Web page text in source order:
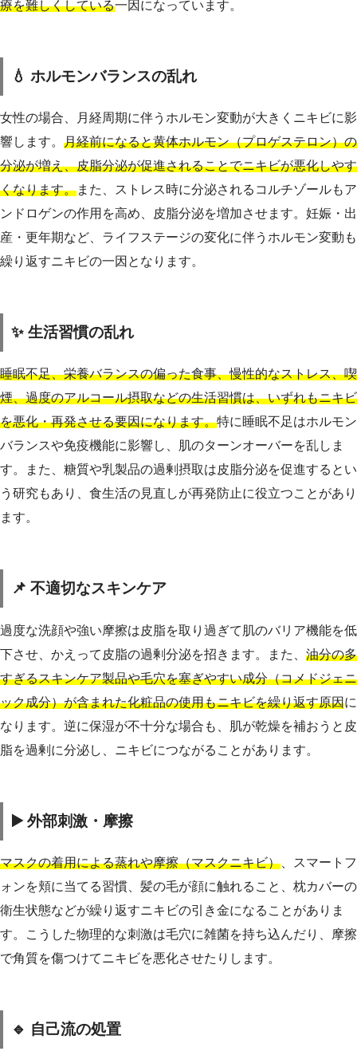
療を難しくしている一因になっています。
💧 ホルモンバランスの乱れ
女性の場合、月経周期に伴うホルモン変動が大きくニキビに影
響します。 月経前になると黄体ホルモン（プロゲステロン）の
分泌が増え、皮脂分泌が促進されることでニキビが悪化しやす
くなります。また、ストレス時に分泌されるコルチゾールもア
ンドロゲンの作用を高め、皮脂分泌を増加させます。妊娠・出
産・更年期など、ライフステージの変化に伴うホルモン変動も
繰り返すニキビの一因となります。
✨ 生活習慣の乱れ
睡眠不足、栄養バランスの偏った食事、慢性的なストレス、喫
煙、過度のアルコール摂取などの生活習慣は、いずれもニキビ
を悪化・再発させる要因になります。特に睡眠不足はホルモン
バランスや免疫機能に影響し、肌のターンオーバーを乱しま
す。また、糖質や乳製品の過剰摂取は皮脂分泌を促進するとい
う研究もあり、食生活の見直しが再発防止に役立つことがあり
ます。
📌 不適切なスキンケア
過度な洗顔や強い摩擦は皮脂を取り過ぎて肌のバリア機能を低
下させ、かえって皮脂の過剰分泌を招きます。また、 油分の多
すぎるスキンケア製品や毛穴を塞ぎやすい成分（コメドジェニ
ック成分）が含まれた化粧品の使用もニキビを繰り返す原因に
なります。逆に保湿が不十分な場合も、肌が乾燥を補おうと皮
脂を過剰に分泌し、ニキビにつながることがあります。
▶️ 外部刺激・摩擦
マスクの着用による蒸れや摩擦（マスクニキビ） 、スマートフ
ォンを頬に当てる習慣、髪の毛が顔に触れること、枕カバーの
衛生状態などが繰り返すニキビの引き金になることがありま
す。こうした物理的な刺激は毛穴に雑菌を持ち込んだり、摩擦
で角質を傷つけてニキビを悪化させたりします。
🔹 自己流の処置